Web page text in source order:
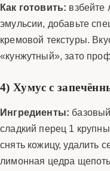
Как готовить: взбейте
эмульсии, добавьте
кремовой текстуры.
«кунжутный», зато
4) Хумус с
Ингредиенты:
сладкий перец 1
снять кожицу, удалить
лимонная цедра